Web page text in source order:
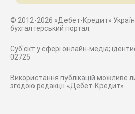
© 2012-2026 «Дебет-Кредит»
бухгалтерський портал.
Суб'єкт у сфері онлайн-медіа;
02725
Використання публікацій можливе
згодою редакції «Дебет-Кредит»